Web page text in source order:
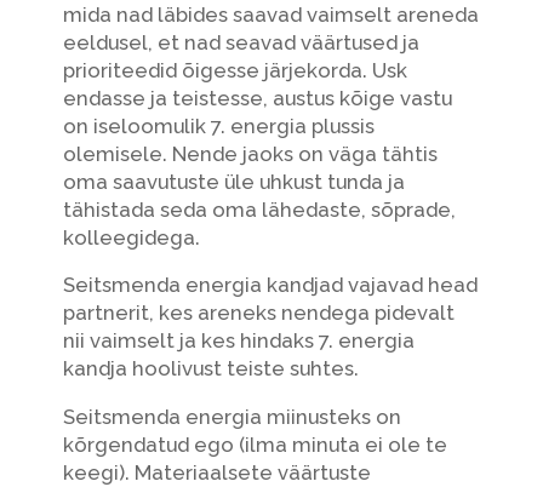
mida nad läbides saavad vaimselt areneda
eeldusel, et nad seavad väärtused ja
prioriteedid õigesse järjekorda. Usk
endasse ja teistesse, austus kõige vastu
on iseloomulik 7. energia plussis
olemisele. Nende jaoks on väga tähtis
oma saavutuste üle uhkust tunda ja
tähistada seda oma lähedaste, sõprade,
kolleegidega.
Seitsmenda energia kandjad vajavad head
partnerit, kes areneks nendega pidevalt
nii vaimselt ja kes hindaks 7. energia
kandja hoolivust teiste suhtes.
Seitsmenda energia miinusteks on
kõrgendatud ego (ilma minuta ei ole te
keegi). Materiaalsete väärtuste